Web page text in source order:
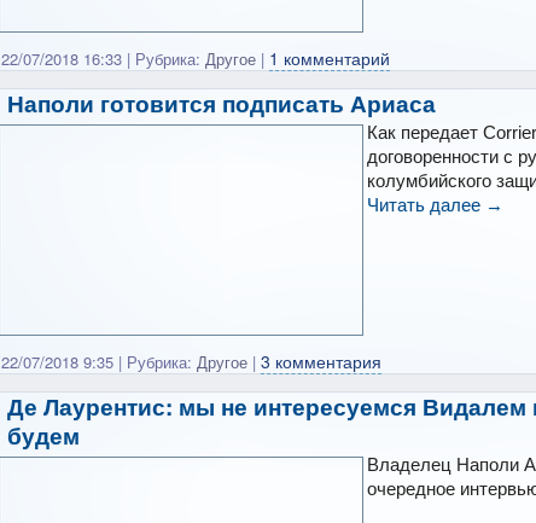
22/07/2018 16:33 | Рубрика: Другое | 1 комментарий
Наполи готовится подписать Ариаса
Как передает
договоренности с
колумбийского
Читать далее →
22/07/2018 9:35 | Рубрика: Другое | 3 комментария
Де Лаурентис: мы не интересуемся Видалем
будем
Владелец Наполи
очередное